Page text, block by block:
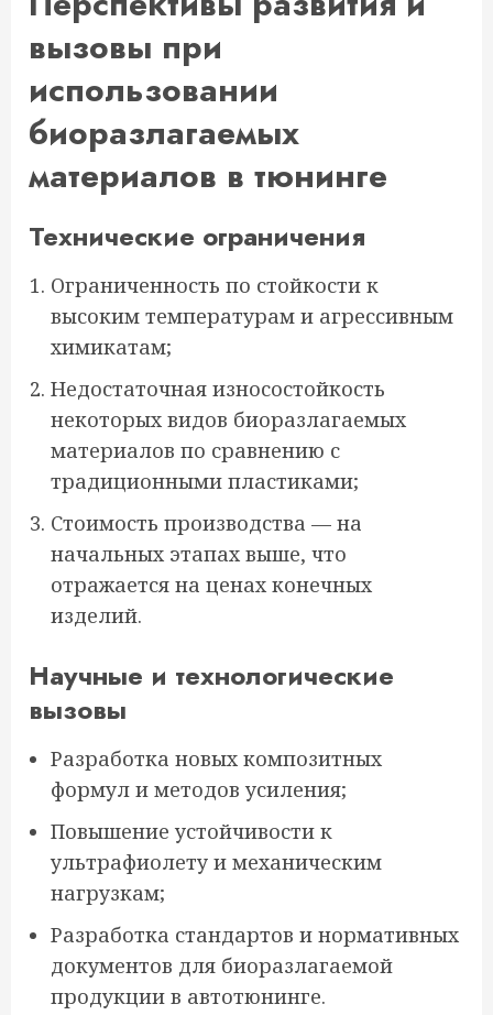
вызовы при
использовании
биоразлагаемых
материалов в тюнинге
Технические ограничения
Ограниченность по стойкости к
высоким температурам и агрессивным
химикатам;
Недостаточная износостойкость
некоторых видов биоразлагаемых
материалов по сравнению с
традиционными пластиками;
Стоимость производства — на
начальных этапах выше, что
отражается на ценах конечных
изделий.
Научные и технологические
вызовы
Разработка новых композитных
формул и методов усиления;
Повышение устойчивости к
ультрафиолету и механическим
нагрузкам;
Разработка стандартов и нормативных
документов для биоразлагаемой
продукции в автотюнинге.